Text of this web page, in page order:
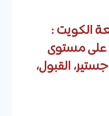
الكويت :
على مستوى
القبول،